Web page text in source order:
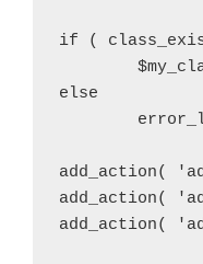
if (
else
add_action(
add_action(
add_action(